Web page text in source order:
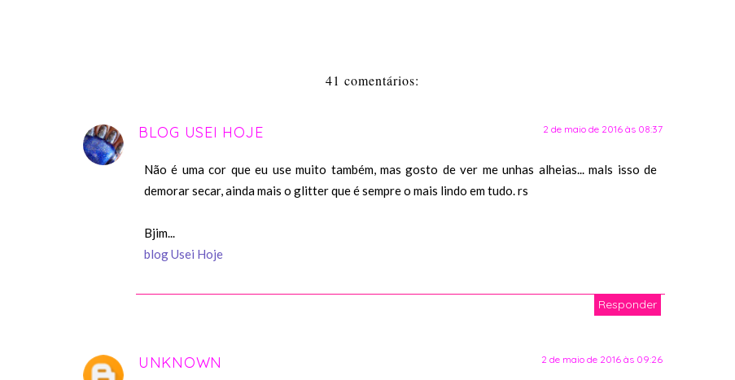
41 comentários:
BLOG USEI HOJE 2 de maio de 2016 às 08:37
Não é uma cor que eu use muito também, mas gosto de ver me unhas alheias... mals isso de
demorar secar, ainda mais o glitter que é sempre o mais lindo em tudo. rs
Bjim...
blog Usei Hoje
Responder
UNKNOWN 2 de maio de 2016 às 09:26